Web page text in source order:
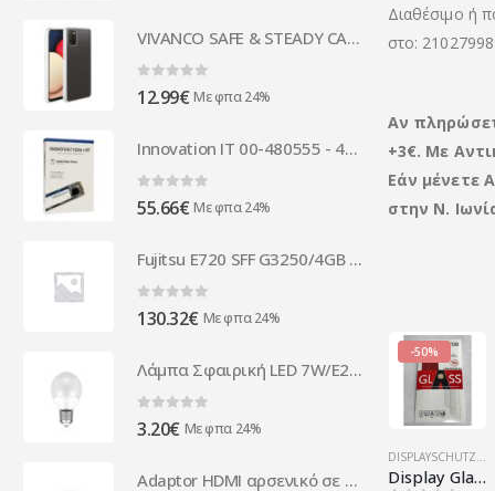
Διαθέσιμο ή
στο:
Αν
+3€. Με
Εάν μένετε
στην Ν.
-50%
DISPLAYSCHUTZ
,
Display Glass RED for Sony Xperia XA2 (0.3mm/2.5D) RETAIL
VIVANCO SAFE & STEADY CASE SAMSUNG A02s transparent backcover
0 out of 5
12.99€ Με φπα 24%
Innovation IT 00-480555 - 480 GB - M.2 00-480555
0 out of 5
55.66€ Με φπα 24%
Fujitsu E720 SFF G3250/4GB DDR3/250GB/8P Grade A Refurbished PC
0 out of 5
130.32€ Με φπα 24%
Λάμπα Σφαιρική LED 7W/E27 6500K Ψυχρό COM
0 out of 5
3.20€ Με φπα 24%
Adaptor HDMI αρσενικό σε VGA θηλυκό Well ADAPT-HDMIM/VGAF-0.2BK-WL